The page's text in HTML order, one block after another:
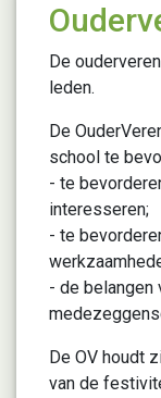
De
leden.
De
school te
- te
interesseren;
- te
- de belangen
De OV houdt
van de